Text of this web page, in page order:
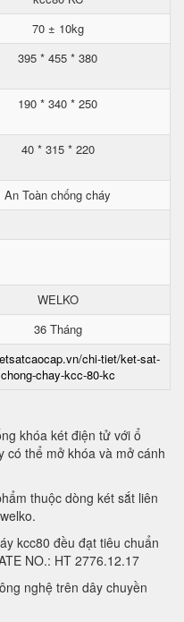
70 ± 10kg
395 * 455 * 380
190 * 340 * 250
40 * 315 * 220
An Toàn chống cháy
WELKO
36 Tháng
chi-tiet/ket-sat-
chong-chay-kcc-80-kc
khóa két điện tử với ổ
có thể mở khóa và mở cánh
thuộc dòng két sắt liên
kcc80 đều đạt tiêu chuẩn
NO.: HT 2776.12.17
nghệ trên dây chuyền